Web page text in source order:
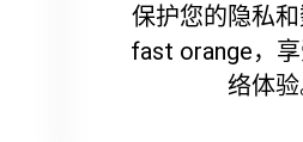
保护您的隐私
fast orange，
络体验